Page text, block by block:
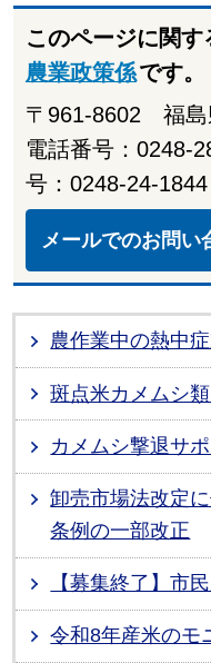
このページに関
農業政策係です。
〒961-8602 福島
電話番号：0248-
号：0248-24-1844
メールでのお問い
農作業中の熱中
斑点米カメムシ
カメムシ撃退サ
卸売市場法改定
条例の一部改正
【募集終了】市
令和8年産米のモ